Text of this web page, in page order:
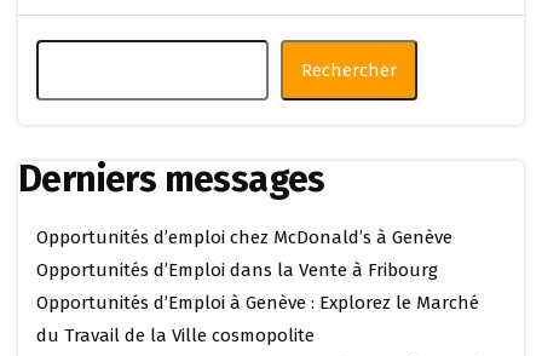
Rechercher
Derniers messages
Opportunités d’emploi chez McDonald’s à Genève
Opportunités d’Emploi dans la Vente à Fribourg
Opportunités d’Emploi à Genève : Explorez le Marché
du Travail de la Ville cosmopolite